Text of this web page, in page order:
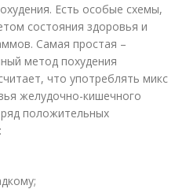
Есть особые схемы,
состояния здоровья и
Самая простая –
метод похудения
что употреблять микс
желудочно-кишечного
положительных